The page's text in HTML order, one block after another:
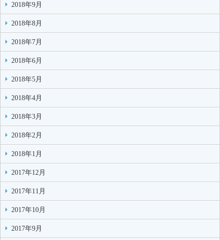
2018年9月
2018年8月
2018年7月
2018年6月
2018年5月
2018年4月
2018年3月
2018年2月
2018年1月
2017年12月
2017年11月
2017年10月
2017年9月